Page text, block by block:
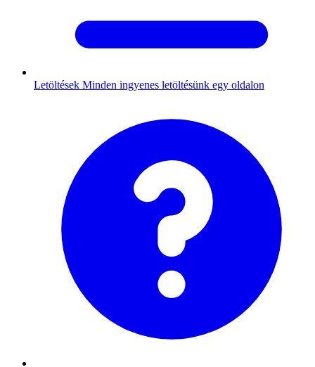
Letöltések Minden ingyenes letöltésünk egy oldalon